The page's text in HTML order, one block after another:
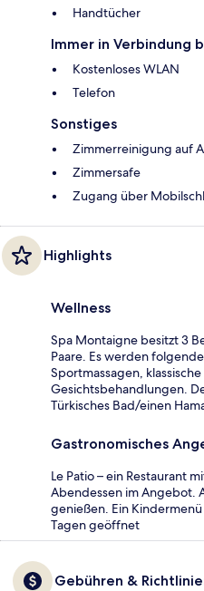
Handtücher
Immer in Verbindung
Kostenloses WLAN
Telefon
Sonstiges
Zimmerreinigung auf
Zimmersafe
Zugang über
Highlights
Wellness
Spa Montaigne besitzt 3
Paare. Es werden
Sportmassagen,
Gesichtsbehandlungen.
Türkisches Bad/einen
Gastronomisches
Le Patio – ein Restaurant
Abendessen im Angebot.
genießen. Ein
Tagen geöffnet
Gebühren &